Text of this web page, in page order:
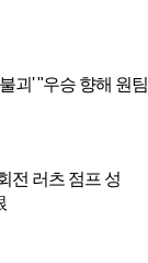
괴' "우승 향해 원팀
전 러츠 점프 성